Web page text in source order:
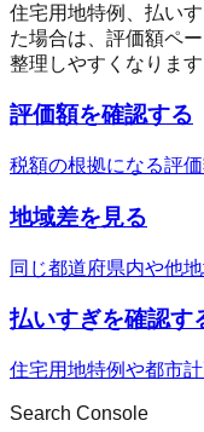
住宅用地特例、払い
た場合は、評価額ペ
整理しやすくなります
評価額を確認する
税額の根拠になる評
地域差を見る
同じ都道府県内や他
払いすぎを確認す
住宅用地特例や都市
Search Console